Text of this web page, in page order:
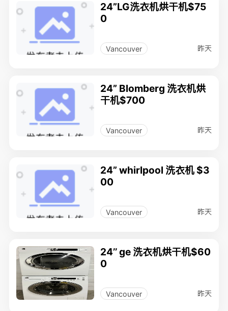
24”LG洗衣机烘干机$75
0
Vancouver 昨天
24” Blomberg 洗衣机烘
干机$700
Vancouver 昨天
24” whirlpool 洗衣机 $3
00
Vancouver 昨天
24’’ ge 洗衣机烘干机$60
0
Vancouver 昨天